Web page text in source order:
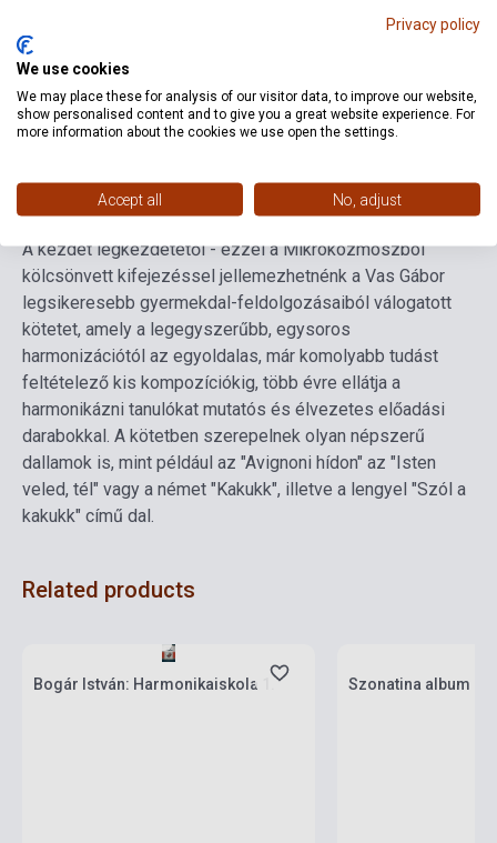
Language -
Detailed description Related links Reviews
A kezdet legkezdetétől - ezzel a Mikrokozmoszból
kölcsönvett kifejezéssel jellemezhetnénk a Vas Gábor
legsikeresebb gyermekdal-feldolgozásaiból válogatott
kötetet, amely a legegyszerűbb, egysoros
harmonizációtól az egyoldalas, már komolyabb tudást
feltételező kis kompozíciókig, több évre ellátja a
harmonikázni tanulókat mutatós és élvezetes előadási
darabokkal. A kötetben szerepelnek olyan népszerű
dallamok is, mint például az "Avignoni hídon" az "Isten
veled, tél" vagy a német "Kakukk", illetve a lengyel "Szól a
kakukk" című dal.
Related products
Bogár István: Harmonikaiskola 1. Szonatina album
Privacy policy
We use cookies
We may place these for analysis of our visitor data, to improve our website,
show personalised content and to give you a great website experience. For
more information about the cookies we use open the settings.
Accept all No, adjust